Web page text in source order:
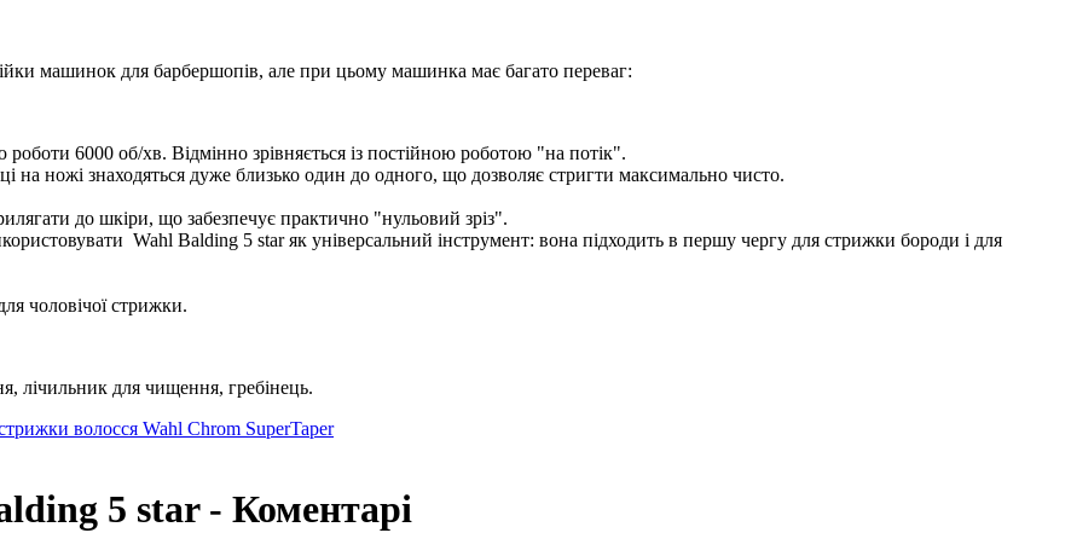
машинок для барбершопів, але при цьому машинка має багато переваг:
6000 об/хв. Відмінно зрівняється із постійною роботою "на потік".
на ножі знаходяться дуже близько один до одного, що дозволяє стригти максимально чисто.
до шкіри, що забезпечує практично "нульовий зріз".
Wahl Balding 5 star як універсальний інструмент: вона підходить в першу чергу для стрижки бороди і для
чоловічої стрижки.
лічильник для чищення, гребінець.
волосся Wahl Chrom SuperTaper
5 star - Коментарі